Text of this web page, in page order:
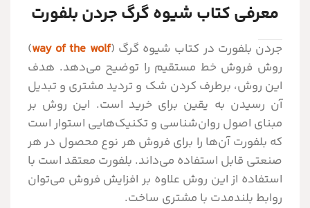
معرفی کتاب شیوه گرگ جردن بلفورت
جردن بلفورت در کتاب شیوه گرگ (way of the wolf
)
روش فروش خط مستقیم را توضیح می‌دهد. هدف
این روش، برطرف کردن شک و تردید مشتری و تبدیل
آن رسیدن به یقین برای خرید است. این روش بر
مبنای اصول روان‌شناسی و تکنیک‌هایی استوار است
که بلفورت آن‌ها را برای فروش هر نوع محصول در هر
صنعتی قابل استفاده می‌داند. بلفورت معتقد است با
استفاده از این روش علاوه بر افزایش فروش می‌توان
روابط بلندمدت با مشتری ساخت.